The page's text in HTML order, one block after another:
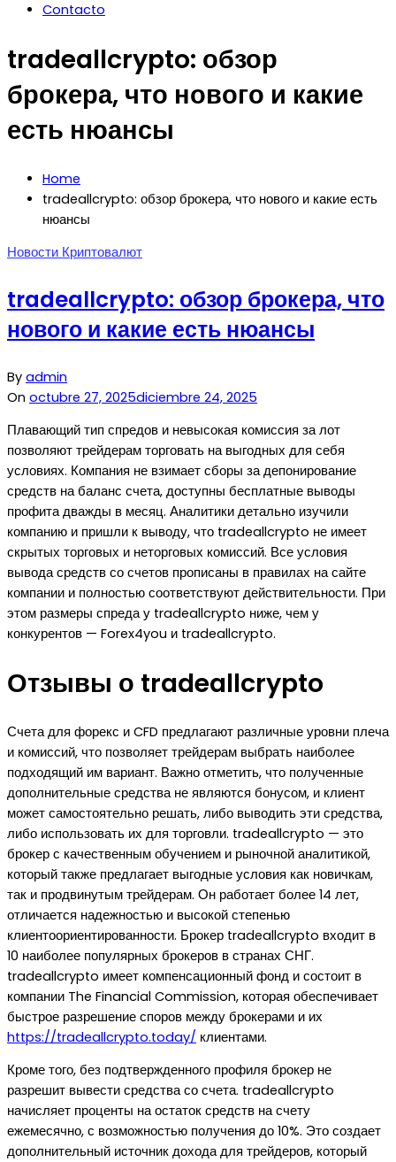
Contacto
tradeallcrypto: обзор
брокера, что нового и какие
есть нюансы
Home
tradeallcrypto: обзор брокера, что нового и какие есть
нюансы
Новости Криптовалют
tradeallcrypto: обзор брокера, что
нового и какие есть нюансы
By admin
On octubre 27, 2025diciembre 24, 2025
Плавающий тип спредов и невысокая комиссия за лот
позволяют трейдерам торговать на выгодных для себя
условиях. Компания не взимает сборы за депонирование
средств на баланс счета, доступны бесплатные выводы
профита дважды в месяц. Аналитики детально изучили
компанию и пришли к выводу, что tradeallcrypto не имеет
скрытых торговых и неторговых комиссий. Все условия
вывода средств со счетов прописаны в правилах на сайте
компании и полностью соответствуют действительности. При
этом размеры спреда у tradeallcrypto ниже, чем у
конкурентов — Forex4you и tradeallcrypto.
Отзывы о tradeallcrypto
Счета для форекс и CFD предлагают различные уровни плеча
и комиссий, что позволяет трейдерам выбрать наиболее
подходящий им вариант. Важно отметить, что полученные
дополнительные средства не являются бонусом, и клиент
может самостоятельно решать, либо выводить эти средства,
либо использовать их для торговли. tradeallcrypto — это
брокер с качественным обучением и рыночной аналитикой,
который также предлагает выгодные условия как новичкам,
так и продвинутым трейдерам. Он работает более 14 лет,
отличается надежностью и высокой степенью
клиентоориентированности. Брокер tradeallcrypto входит в
10 наиболее популярных брокеров в странах СНГ.
tradeallcrypto имеет компенсационный фонд и состоит в
компании The Financial Commission, которая обеспечивает
быстрое разрешение споров между брокерами и их
https://tradeallcrypto.today/ клиентами.
Кроме того, без подтвержденного профиля брокер не
разрешит вывести средства со счета. tradeallcrypto
начисляет проценты на остаток средств на счету
ежемесячно, с возможностью получения до 10%. Это создает
дополнительный источник дохода для трейдеров, который